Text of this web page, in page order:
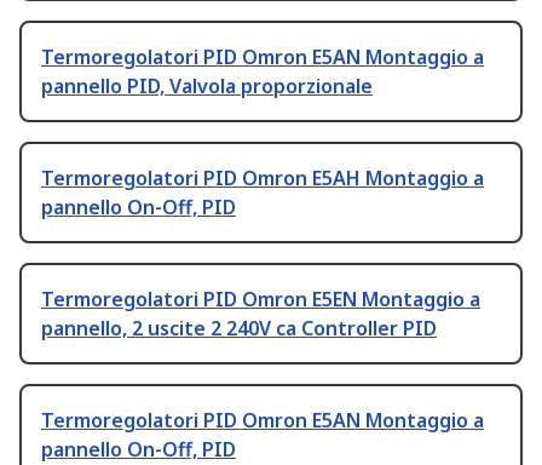
Termoregolatori PID Omron E5AN Montaggio a
pannello PID, Valvola proporzionale
Termoregolatori PID Omron E5AH Montaggio a
pannello On-Off, PID
Termoregolatori PID Omron E5EN Montaggio a
pannello, 2 uscite 2 240V ca Controller PID
Termoregolatori PID Omron E5AN Montaggio a
pannello On-Off, PID